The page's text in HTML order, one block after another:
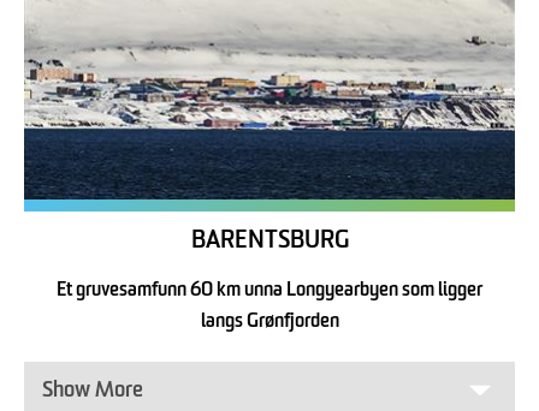
BARENTSBURG
Et gruvesamfunn 60 km unna Longyearbyen som ligger
langs Grønfjorden
Show More